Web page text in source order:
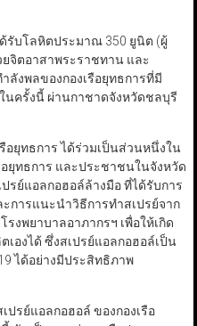
รับโลหิตประมาณ 350 ยูนิต (ผู้
จิตอาสาพระราชทาน และ
งพลของกองเรือยุทธการที่มี
นครั้งนี้ ผ่านกาชาดจังหวัดชลบุรี
อยุทธการ ได้ร่วมเป็นส่วนหนึ่งใน
ยุทธการ และประชาชนในจังหวัด
รย์แอลกอฮอล์ล้างมือ ที่ได้รับการ
การแนะนำวิธีการทำสเปรย์จาก
งพยาบาลอาภากรฯ เพื่อให้เกิด
องได้ ซึ่งสเปรย์แอลกอฮอล์เป็น
ได้อย่างมีประสิทธิภาพ
ปรย์แอลกอฮอล์ ของกองเรือ